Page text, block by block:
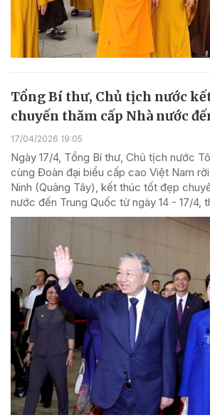
Tổng Bí thư, Chủ tịch nước
chuyến thăm cấp Nhà nước
17/04/2026 19:05
Ngày 17/4, Tổng Bí thư, Chủ tịch nước
cùng Đoàn đại biểu cấp cao Việt Nam
Ninh (Quảng Tây), kết thúc tốt đẹp
nước đến Trung Quốc từ ngày 14 - 17/4,